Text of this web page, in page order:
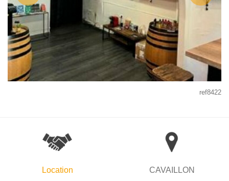
ref8422
Location CAVAILLON